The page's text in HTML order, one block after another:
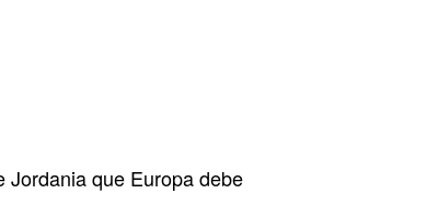
Jordania que Europa debe